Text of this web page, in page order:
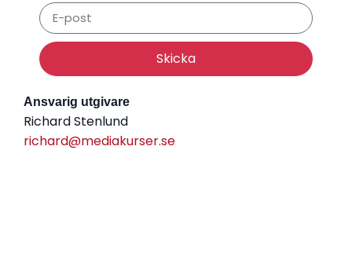
Skicka
Ansvarig utgivare
Richard Stenlund
richard@mediakurser.se